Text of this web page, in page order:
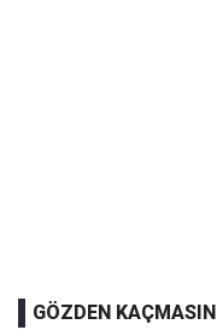
GÖZDEN KAÇMASIN